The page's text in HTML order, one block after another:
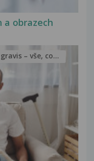
obrazech
– vše, co...